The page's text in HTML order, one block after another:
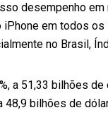
desempenho
iPhone em todos
no Brasil,
a 51,33 bilhões
48,9 bilhões de